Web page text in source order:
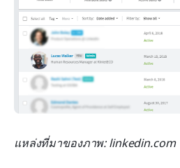
แหล่งที่มาของภาพ: linkedin.com